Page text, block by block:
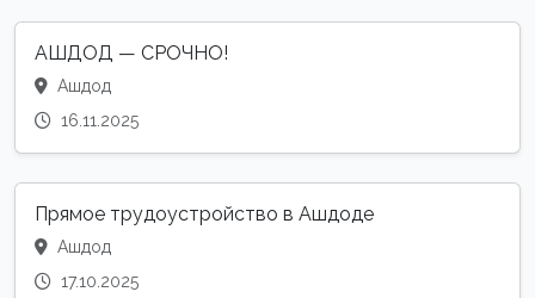
АШДОД — СРОЧНО!
Ашдод
16.11.2025
Прямое трудоустройство в Ашдоде
Ашдод
17.10.2025